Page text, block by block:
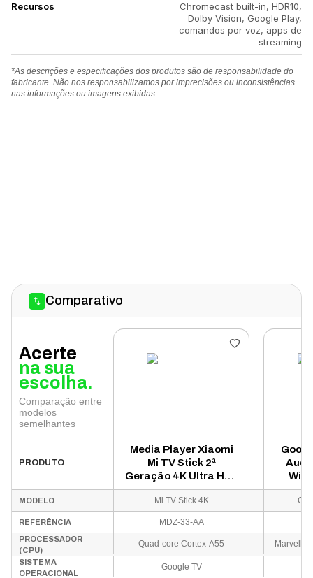
Recursos
Chromecast built-in, HDR10,
Dolby Vision, Google Play,
comandos por voz, apps de
streaming
*As descrições e especificações dos produtos são de responsabilidade do
fabricante. Não nos responsabilizamos por imprecisões ou inconsistências
nas informações ou imagens exibidas.
Comparativo
Acerte
na sua
escolha.
Comparação entre
modelos
semelhantes
PRODUTO
Media Player Xiaomi
Mi TV Stick 2ª
Geração 4K Ultra HD -
MDZ-33-AA
WiFi
MODELO Mi TV Stick 4K
REFERÊNCIA MDZ-33-AA
PROCESSADOR
(CPU)
Quad-core Cortex-A55
SISTEMA
OPERACIONAL
Google TV